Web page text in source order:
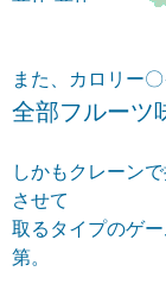
また、カロリー
全部フルーツ
しかもクレーン
させて
取るタイプのゲ
第。